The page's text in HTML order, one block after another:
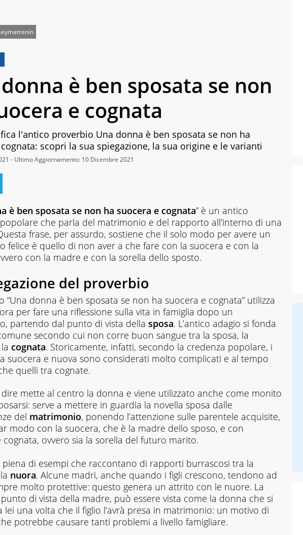
è ben sposata se non
e cognata
l'antico proverbio Una donna è ben sposata se non ha
scopri la sua spiegazione, la sua origine e le varianti
- Ultimo Aggiornamento: 10 Dicembre 2021
è ben sposata se non ha suocera e cognata” è un antico
che parla del matrimonio e del rapporto all’interno di una
frase, per assurdo, sostiene che il solo modo per avere un
felice è quello di non aver a che fare con la suocera e con la
con la madre e con la sorella dello sposto.
del proverbio
“Una donna è ben sposata se non ha suocera e cognata” utilizza
per fare una riflessione sulla vita in famiglia dopo un
partendo dal punto di vista della sposa. L’antico adagio si fonda
secondo cui non corre buon sangue tra la sposa, la
cognata. Storicamente, infatti, secondo la credenza popolare, i
suocera e nuova sono considerati molto complicati e al tempo
quelli tra cognate.
mette al centro la donna e viene utilizzato anche come monito
serve a mettere in guardia la novella sposa dalle
del matrimonio, ponendo l’attenzione sulle parentele acquisite,
modo con la suocera, che è la madre dello sposo, e con
cognata, ovvero sia la sorella del futuro marito.
piena di esempi che raccontano di rapporti burrascosi tra la
nuora. Alcune madri, anche quando i figli crescono, tendono ad
molto protettive: questo genera un attrito con le nuore. La
di vista della madre, può essere vista come la donna che si
lei una volta che il figlio l’avrà presa in matrimonio: un motivo di
potrebbe causare tanti problemi a livello famigliare.